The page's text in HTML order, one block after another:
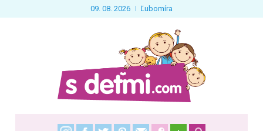
09. 08. 2026 Ľubomíra